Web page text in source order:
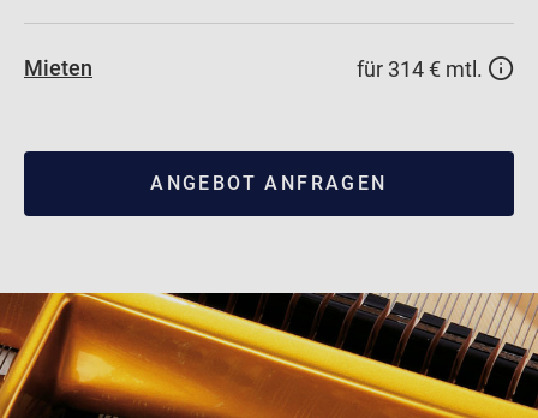
Mieten für 314 € mtl.
ANGEBOT ANFRAGEN